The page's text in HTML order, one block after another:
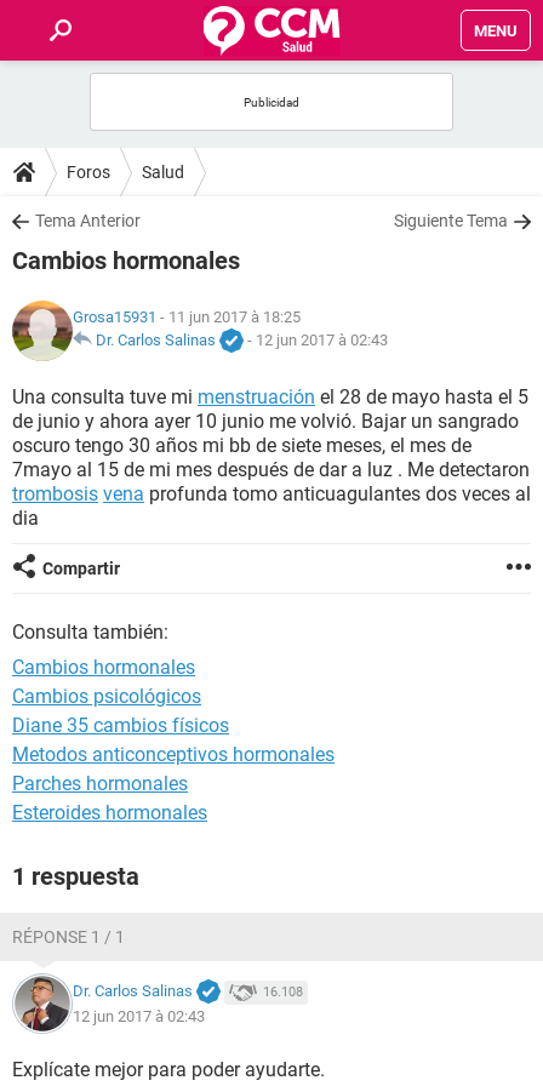
MENU
FORUMS
SALUD
NUTRICIÓN
BIENESTAR
SEXUALIDAD
GLOSARIO
Foros Salud
Tema Anterior Siguiente Tema
Cambios hormonales
Grosa15931 - 11 jun 2017 à 18:25
Dr. Carlos Salinas
- 12 jun 2017 à 02:43
Una consulta tuve mi menstruación el 28 de mayo hasta el 5
de junio y ahora ayer 10 junio me volvió. Bajar un sangrado
oscuro tengo 30 años mi bb de siete meses, el mes de
7mayo al 15 de mi mes después de dar a luz . Me detectaron
trombosis vena profunda tomo anticuagulantes dos veces al
dia
Compartir
Consulta también:
Cambios hormonales
Cambios psicológicos
Diane 35 cambios físicos
Metodos anticonceptivos hormonales
Parches hormonales
Esteroides hormonales
1 respuesta
RÉPONSE 1 / 1
Dr. Carlos Salinas 16.108
12 jun 2017 à 02:43
Explícate mejor para poder ayudarte.